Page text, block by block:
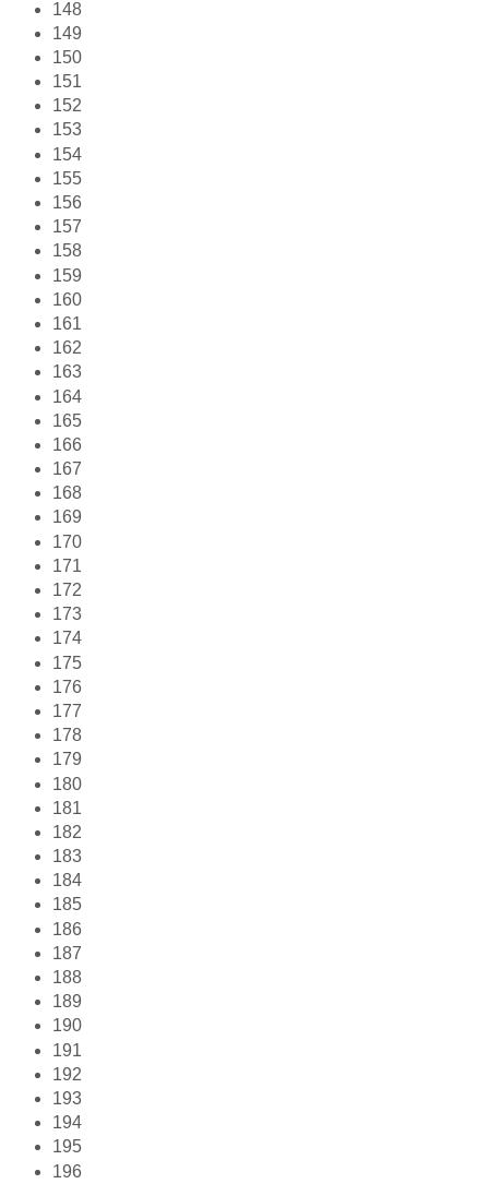
148
149
150
151
152
153
154
155
156
157
158
159
160
161
162
163
164
165
166
167
168
169
170
171
172
173
174
175
176
177
178
179
180
181
182
183
184
185
186
187
188
189
190
191
192
193
194
195
196